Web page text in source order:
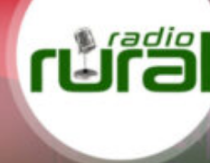
EMPRESAS
de la huella de carbono de su
urea granulada por parte de
terceros